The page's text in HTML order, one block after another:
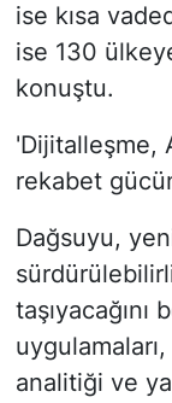
ise kısa
ise 130
konuştu.
'Dijitalleşme,
rekabet
Dağsuyu,
analitiği ve